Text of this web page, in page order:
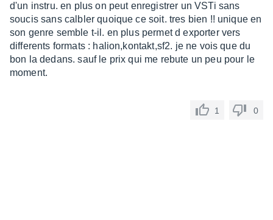
d'un instru. en plus on peut enregistrer un VSTi sans
soucis sans calbler quoique ce soit. tres bien !! unique en
son genre semble t-il. en plus permet d exporter vers
differents formats : halion,kontakt,sf2. je ne vois que du
bon la dedans. sauf le prix qui me rebute un peu pour le
moment.
1 0